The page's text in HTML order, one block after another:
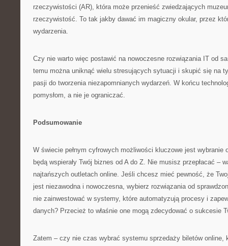
rzeczywistości (AR), która może przenieść zwiedzających
rzeczywistość. To tak jakby dawać im magiczny okular, przez
wydarzenia.
Czy nie warto więc postawić na nowoczesne rozwiązania IT od
temu można uniknąć wielu stresujących sytuacji i skupić się na
pasji do tworzenia niezapomnianych wydarzeń. W końcu
pomysłom, a nie je ograniczać.
Podsumowanie
W świecie pełnym cyfrowych możliwości kluczowe jest wybranie
będą wspierały Twój biznes od A do Z. Nie musisz przepłacać –
najtańszych outletach online. Jeśli chcesz mieć pewność, że
jest niezawodna i nowoczesna, wybierz rozwiązania od
nie zainwestować w systemy, które automatyzują procesy i
danych? Przecież to właśnie one mogą zdecydować o sukcesie
Zatem – czy nie czas wybrać systemu sprzedaży biletów online,